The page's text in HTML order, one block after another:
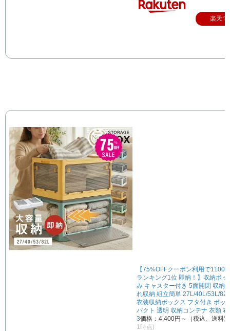
楽天で
【75%OFFクーポン利用で1100
ランキング1位 即納！】収納ボッ
み キャスター付き 5面開閉 収納
れ収納 組立簡単 27L/40L/53L/
衣装収納ボックス フタ付き ボッ
パクト 透明 収納コンテナ 衣類
3価格：4,400円～（税込、送料
1時点)